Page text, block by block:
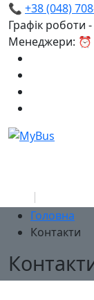
📞 +38 (048)
Графік роботи
Менеджери: ⏰
Головна
Контакти